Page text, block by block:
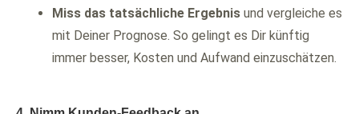
Miss das tatsächliche Ergebnis und vergleiche es
mit Deiner Prognose. So gelingt es Dir künftig
immer besser, Kosten und Aufwand einzuschätzen.